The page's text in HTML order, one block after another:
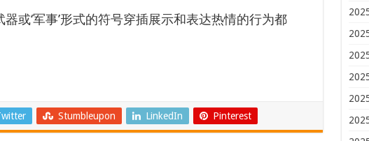
或‘军事’形式的符号穿插展示和表达热情的行为都
Stumbleupon LinkedIn Pinterest